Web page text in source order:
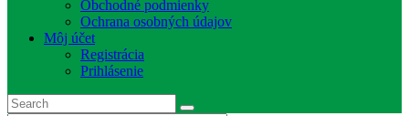
Obchodné podmienky
Ochrana osobných údajov
Môj účet
Registrácia
Prihlásenie